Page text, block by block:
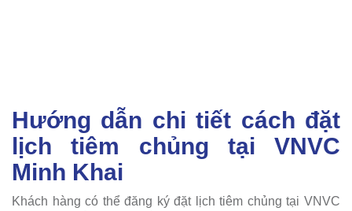
Hướng dẫn chi tiết cách đặt
lịch tiêm chủng tại VNVC
Minh Khai
Khách hàng có thể đăng ký đặt lịch tiêm chủng tại VNVC